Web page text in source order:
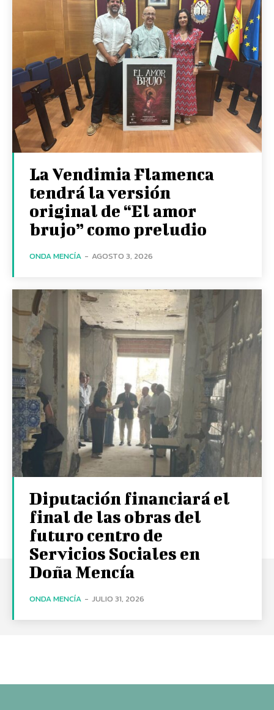
La Vendimia Flamenca
tendrá la versión
original de “El amor
brujo” como preludio
ONDA MENCÍA - AGOSTO 3, 2026
Diputación financiará el
final de las obras del
futuro centro de
Servicios Sociales en
Doña Mencía
ONDA MENCÍA - JULIO 31, 2026